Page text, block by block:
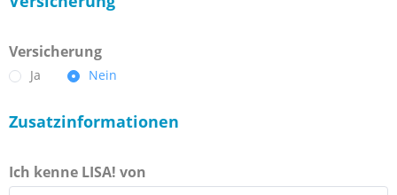
Versicherung
Ja Nein
Zusatzinformationen
Ich kenne LISA! von